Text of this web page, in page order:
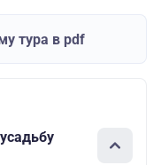
тура в pdf